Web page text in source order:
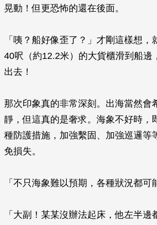
晃動！但更恐怖的還在後面。
「咦？船好像歪了？」才剛這樣想，
40呎（約12.2米）的大貨櫃滑到船邊
出去！
那次印象真的非常深刻。出海當然會
靜，但這真的是奢求。海象不好時，
種防護措施，加強繫固、加強巡邏等
免損失。
「不只海象難以預期，各種狀況都可
「大副！某某沒辦法起床，他左半邊